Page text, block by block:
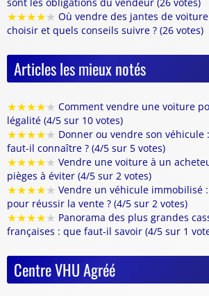
sont les obligations du vendeur (26 votes)
★★★★★ Où vendre des jantes de
choisir et quels conseils suivre ? (26 votes)
Articles les mieux notés
★★★★★ Comment vendre une voiture
légalité (4/5 sur 10 votes)
★★★★★ Donner ou vendre son véhicule
faut-il connaître ? (4/5 sur 5 votes)
★★★★★ Vendre une voiture à un
pièges à éviter (4/5 sur 2 votes)
★★★★★ Vendre un véhicule immobilisé
pour réussir la vente ? (4/5 sur 2 votes)
★★★★★ Panorama des plus grandes
françaises : que faut-il savoir (4/5 sur 1
Centre VHU Agréé